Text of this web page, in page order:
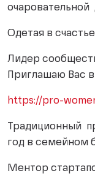
очаровательной
Одетая в
Лидер
Приглашаю Вас
https://pro-
Традиционный
год в семейном
Ментор